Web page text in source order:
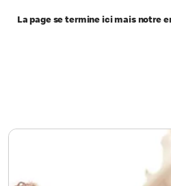
La page se termine ici mais notre